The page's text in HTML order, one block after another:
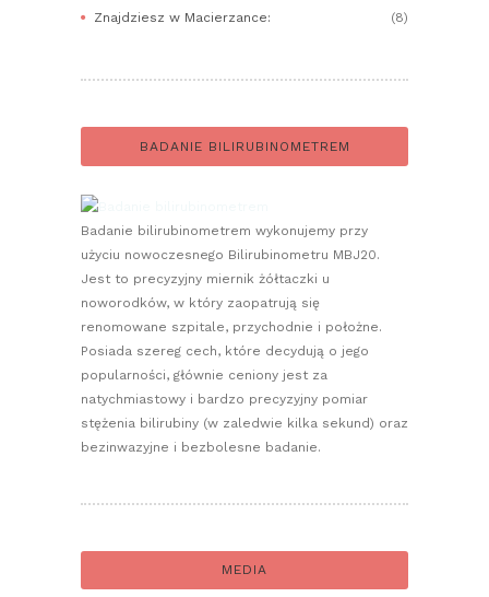
Znajdziesz w Macierzance:
(8)
BADANIE BILIRUBINOMETREM
Badanie bilirubinometrem wykonujemy przy
użyciu nowoczesnego Bilirubinometru MBJ20.
Jest to precyzyjny miernik żółtaczki u
noworodków, w który zaopatrują się
renomowane szpitale, przychodnie i położne.
Posiada szereg cech, które decydują o jego
popularności, głównie ceniony jest za
natychmiastowy i bardzo precyzyjny pomiar
stężenia bilirubiny (w zaledwie kilka sekund) oraz
bezinwazyjne i bezbolesne badanie.
MEDIA